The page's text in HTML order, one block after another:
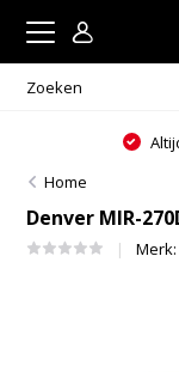
Home
Denver MIR-